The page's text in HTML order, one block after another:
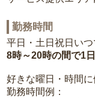
勤務時間
平日・土日祝日いつ
8時～20時の間で1
好きな曜日・時間
勤務時間例：